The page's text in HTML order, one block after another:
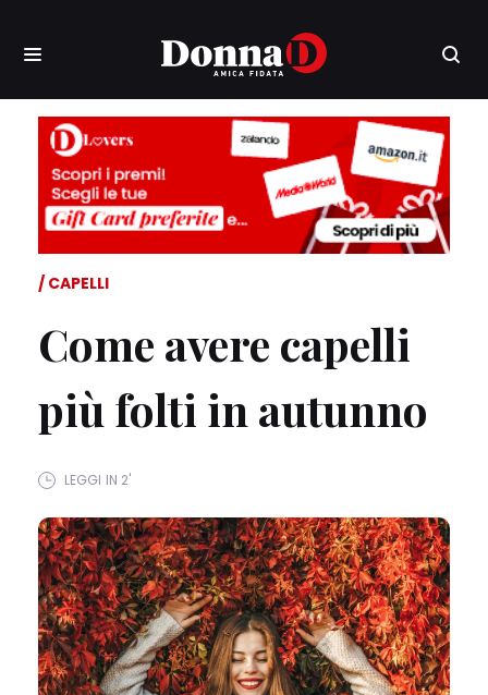
CAPELLI
Come avere capelli
più folti in autunno
LEGGI IN 2'